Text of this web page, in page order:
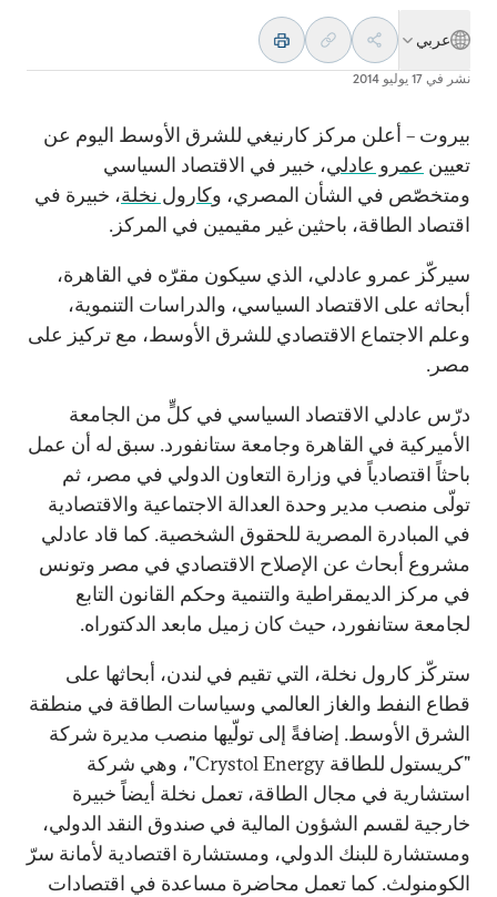
عربي
نشر في 17 يوليو 2014
بيروت – أعلن مركز كارنيغي للشرق الأوسط اليوم عن
تعيين عمرو عادلي، خبير في الاقتصاد السياسي
ومتخصّص في الشأن المصري، وكارول نخلة، خبيرة في
اقتصاد الطاقة، باحثين غير مقيمين في المركز.
سيركّز عمرو عادلي، الذي سيكون مقرّه في القاهرة،
أبحاثه على الاقتصاد السياسي، والدراسات التنموية،
وعلم الاجتماع الاقتصادي للشرق الأوسط، مع تركيز على
مصر.
درّس عادلي الاقتصاد السياسي في كلٍّ من الجامعة
الأميركية في القاهرة وجامعة ستانفورد. سبق له أن عمل
باحثاً اقتصادياً في وزارة التعاون الدولي في مصر، ثم
تولّى منصب مدير وحدة العدالة الاجتماعية والاقتصادية
في المبادرة المصرية للحقوق الشخصية. كما قاد عادلي
مشروع أبحاث عن الإصلاح الاقتصادي في مصر وتونس
في مركز الديمقراطية والتنمية وحكم القانون التابع
لجامعة ستانفورد، حيث كان زميل مابعد الدكتوراه.
ستركّز كارول نخلة، التي تقيم في لندن، أبحاثها على
قطاع النفط والغاز العالمي وسياسات الطاقة في منطقة
الشرق الأوسط. إضافةً إلى تولّيها منصب مديرة شركة
"كريستول للطاقة Crystol Energy"، وهي شركة
استشارية في مجال الطاقة، تعمل نخلة أيضاً خبيرة
خارجية لقسم الشؤون المالية في صندوق النقد الدولي،
ومستشارة للبنك الدولي، ومستشارة اقتصادية لأمانة سرّ
الكومنولث. كما تعمل محاضرة مساعدة في اقتصادات